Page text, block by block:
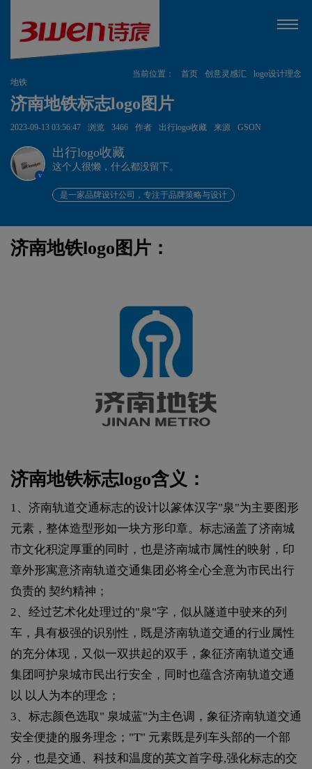
当前位置： 首页 创意灵感汇
logo设计理念
地铁
济南地铁标志logo图片
2023-09-13 03:56:47 浏览 3466 作者 出行logo收藏 来源 GSON
v
出行logo收藏
这个人很懒，什么都没留下。
是一家品牌设计公司，专注于品牌策略与设计
济南地铁logo图片：
济南地铁标志logo含义：
1、济南轨道交通标志的设计以篆体汉字"泉"为主要图形
元素，整体造型形如一块方形印章。标志涵盖了济南城
市文化积淀厚重的同时，也是济南城市属性的映射，印
章外形寓意济南轨道交通集团必将全心全意为市民出行
负责的 契约精神；
2、经过艺术化处理过的"泉"字，似从隧道中驶来的列
车，具有极强的识别性，既是济南轨道交通的行业属性
的充分体现，又似一双拱起的双手，象征济南轨道交通
集团呵护泉城市民出行安全，同时也蕴含济南轨道交通
以 以人为本的理念；
3、标志颜色选取" 泉城蓝"为主色调，象征济南轨道交通
安全便捷的服务理念；"T" 元素既是列车头部的一个部
分，也是交通、科技和温度的英文首字母,强化标志的交